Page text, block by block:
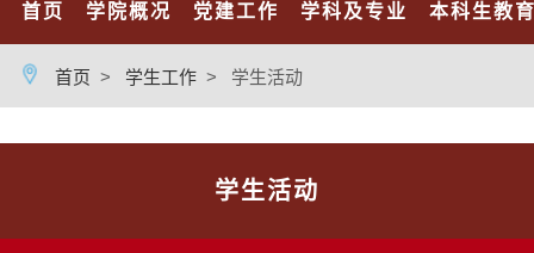
首页 学院概况 党建工作 学科及专业 本科生教
首页 > 学生工作 > 学生活动
学生活动